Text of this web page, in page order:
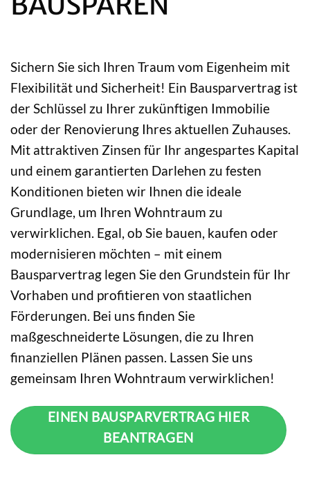
Sichern Sie sich Ihren Traum vom Eigenheim mit
Flexibilität und Sicherheit! Ein Bausparvertrag ist
der Schlüssel zu Ihrer zukünftigen Immobilie
oder der Renovierung Ihres aktuellen Zuhauses.
Mit attraktiven Zinsen für Ihr angespartes Kapital
und einem garantierten Darlehen zu festen
Konditionen bieten wir Ihnen die ideale
Grundlage, um Ihren Wohntraum zu
verwirklichen. Egal, ob Sie bauen, kaufen oder
modernisieren möchten – mit einem
Bausparvertrag legen Sie den Grundstein für Ihr
Vorhaben und profitieren von staatlichen
Förderungen. Bei uns finden Sie
maßgeschneiderte Lösungen, die zu Ihren
finanziellen Plänen passen. Lassen Sie uns
gemeinsam Ihren Wohntraum verwirklichen!
EINEN BAUSPARVERTRAG HIER
BEANTRAGEN